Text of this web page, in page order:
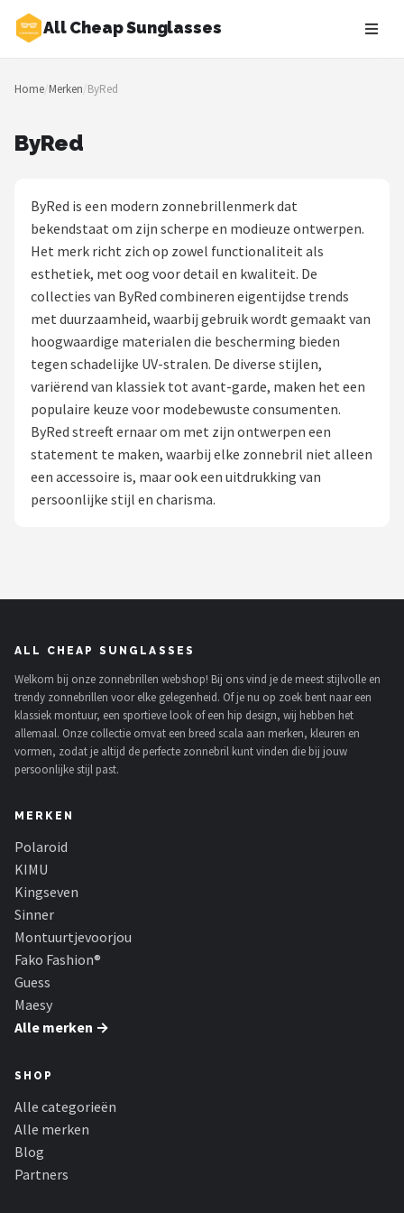
All Cheap Sunglasses
Zoeken
NAVIGATIE
Blog
Zonnebrillen
Baby zonnebrillen
Shop
POPULAIRE MERKEN
Polaroid
KIMU
Kingseven
Guess
Maesy
Fako Sunglasses®
Zonnebril Dames
Home/Merken/ByRed
ByRed
ByRed is een modern zonnebrillenmerk dat
bekendstaat om zijn scherpe en modieuze ontwerpen.
Het merk richt zich op zowel functionaliteit als
esthetiek, met oog voor detail en kwaliteit. De
collecties van ByRed combineren eigentijdse trends
met duurzaamheid, waarbij gebruik wordt gemaakt van
hoogwaardige materialen die bescherming bieden
tegen schadelijke UV-stralen. De diverse stijlen,
variërend van klassiek tot avant-garde, maken het een
populaire keuze voor modebewuste consumenten.
ByRed streeft ernaar om met zijn ontwerpen een
statement te maken, waarbij elke zonnebril niet alleen
een accessoire is, maar ook een uitdrukking van
persoonlijke stijl en charisma.
ALL CHEAP SUNGLASSES
Welkom bij onze zonnebrillen webshop! Bij ons vind je de meest stijlvolle en
trendy zonnebrillen voor elke gelegenheid. Of je nu op zoek bent naar een
klassiek montuur, een sportieve look of een hip design, wij hebben het
allemaal. Onze collectie omvat een breed scala aan merken, kleuren en
vormen, zodat je altijd de perfecte zonnebril kunt vinden die bij jouw
persoonlijke stijl past.
MERKEN
Polaroid
KIMU
Kingseven
Sinner
Montuurtjevoorjou
Fako Fashion®
Guess
Maesy
Alle merken →
SHOP
Alle categorieën
Alle merken
Blog
Partners